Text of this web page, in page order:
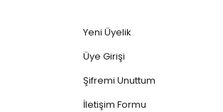
Yeni Üyelik
Üye Girişi
Şifremi Unuttum
İletişim Formu